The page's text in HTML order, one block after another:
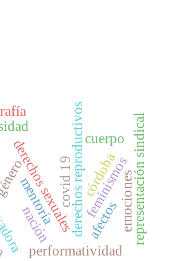
derechos sexualesderechos reproductivosfeminismos
nación
performatividad
cuerpo
covid 19
afectosemocionesrepresentación sindical
mentoría córdoba